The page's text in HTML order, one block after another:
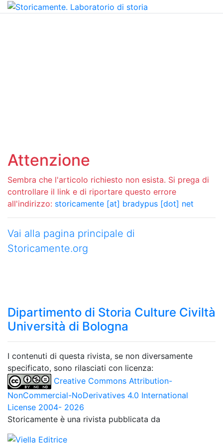
Attenzione
Sembra che l'articolo richiesto non esista. Si prega di
controllare il link e di riportare questo errore
all'indirizzo: storicamente [at] bradypus [dot] net
Vai alla pagina principale di
Storicamente.org
Dipartimento di Storia Culture Civiltà
Università di Bologna
I contenuti di questa rivista, se non diversamente
specificato, sono rilasciati con licenza:
Creative Commons Attribution-
NonCommercial-NoDerivatives 4.0 International
License 2004- 2026
Storicamente è una rivista pubblicata da